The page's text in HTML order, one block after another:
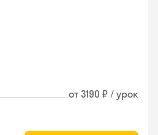
от 3190 ₽ / урок